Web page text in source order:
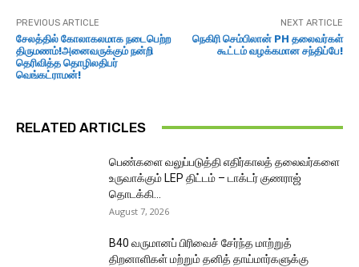
PREVIOUS ARTICLE
சேலத்தில் கோலாகலமாக நடைபெற்ற
திருமணம்!அனைவருக்கும் நன்றி
தெரிவித்த தொழிலதிபர்
வெங்கட்ராமன்!
NEXT ARTICLE
நெகிரி செம்பிலான் PH தலைவர்கள்
கூட்டம் வழக்கமான சந்திப்பே!
RELATED ARTICLES
பெண்களை வலுப்படுத்தி எதிர்காலத் தலைவர்களை
உருவாக்கும் LEP திட்டம் – டாக்டர் குணராஜ்
தொடக்கி...
August 7, 2026
B40 வருமானப் பிரிவைச் சேர்ந்த மாற்றுத்
திறனாளிகள் மற்றும் தனித் தாய்மார்களுக்கு